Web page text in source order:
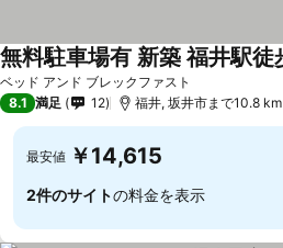
ベッド アンド ブレックファスト
8.1 満足 12 福井, 坂井市まで10.8 km
最安値 ￥14,615
2件のサイトの料金を表示